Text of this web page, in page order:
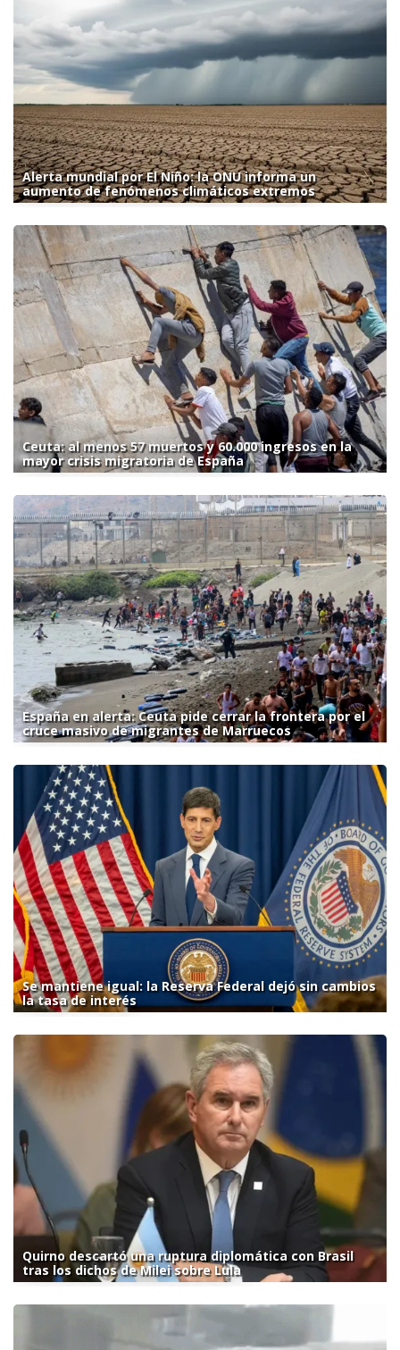
Alerta mundial por El Niño: la ONU informa un
aumento de fenómenos climáticos extremos
Ceuta: al menos 57 muertos y 60.000 ingresos en la
mayor crisis migratoria de España
España en alerta: Ceuta pide cerrar la frontera por el
cruce masivo de migrantes de Marruecos
Se mantiene igual: la Reserva Federal dejó sin cambios
la tasa de interés
Quirno descartó una ruptura diplomática con Brasil
tras los dichos de Milei sobre Lula